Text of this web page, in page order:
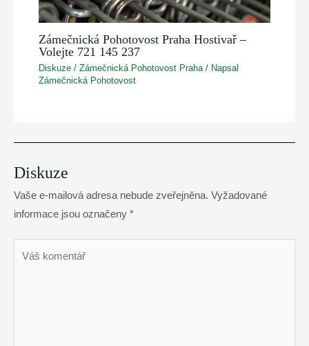
Zámečnická Pohotovost Praha Hostivař –
Volejte 721 145 237
Diskuze /Zámečnická Pohotovost Praha/ Napsal
Zámečnická Pohotovost
Diskuze
Vaše e-mailová adresa nebude zveřejněna. Vyžadované
informace jsou označeny *